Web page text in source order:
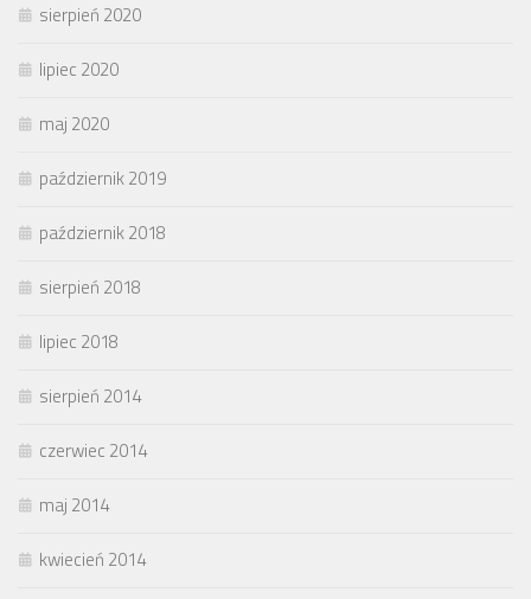
sierpień 2020
lipiec 2020
maj 2020
październik 2019
październik 2018
sierpień 2018
lipiec 2018
sierpień 2014
czerwiec 2014
maj 2014
kwiecień 2014